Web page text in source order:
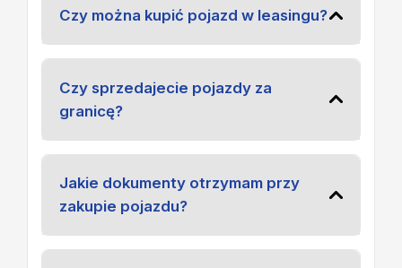
Czy można kupić pojazd w leasingu?
Czy sprzedajecie pojazdy za
granicę?
Jakie dokumenty otrzymam przy
zakupie pojazdu?